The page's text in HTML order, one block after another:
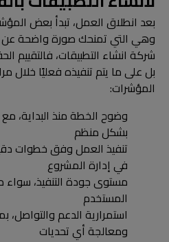
بعد انطلاق العمل، تبدأ بعض
وهي التي تمنحك صورة واضحة عن
شركة انشاء التطبيقات، فالتقييم
بل على ما يتم تنفيذه فعليًا خلال
المؤشرات:
وضوح الخطة منذ البداية،
بشكل منظم
تنفيذ العمل وفق خطوات
في إدارة المشروع
مستوى جودة التنفيذ، سواء
المستخدم
استمرارية الدعم والتواصل،
ومعالجة أي تحديات